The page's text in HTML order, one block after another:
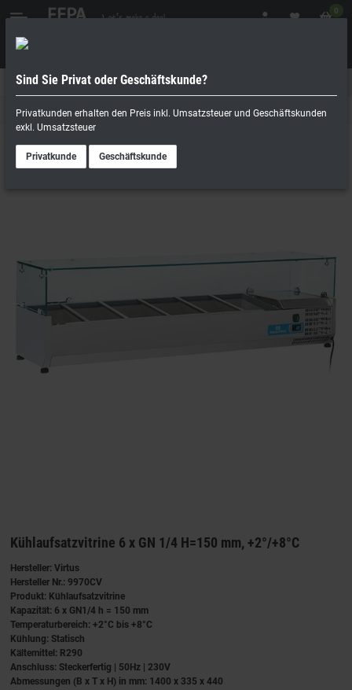
0
Geschäftskunde
Kühltechnik
Kühlaufsatzvitrine 6 x GN 1/4 H=150 mm, +2°/+8°C
Hersteller: Virtus
Hersteller Nr.: 9970CV
Produkt: Kühlaufsatzvitrine
Kapazität: 6 x GN1/4 h = 150 mm
Temperaturbereich: +2°C bis +8°C
Kühlung: Statisch
Kältemittel: R290
Anschluss: Steckerfertig | 50Hz | 230V
Abmessungen (B x T x H) in mm: 1400 x 335 x 440
Sind Sie Privat oder Geschäftskunde?
Privatkunden erhalten den Preis inkl. Umsatzsteuer und Geschäftskunden
exkl. Umsatzsteuer
Privatkunde Geschäftskunde